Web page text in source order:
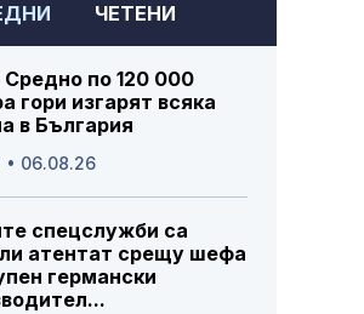
ЧЕТЕНИ
Средно по 120 000
гори изгарят всяка
в България
• 06.08.26
спецслужби са
атентат срещу шефа
германски